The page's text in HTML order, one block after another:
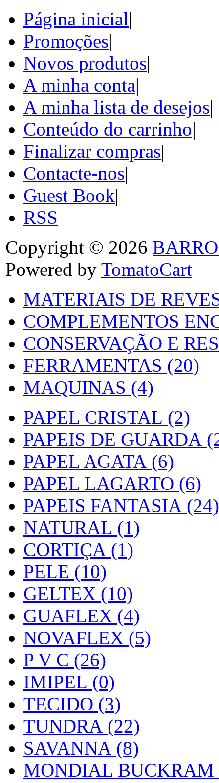
Página inicial|
Promoções|
Novos produtos|
A minha conta|
A minha lista de desejos|
Conteúdo do carrinho|
Finalizar compras|
Contacte-nos|
Guest Book|
RSS
Copyright © 2026
Powered by TomatoCart
MATERIAIS DE
COMPLEMENTOS
CONSERVAÇÃO E
FERRAMENTAS (20)
MAQUINAS (4)
PAPEL CRISTAL (2)
PAPEIS DE GUARDA
PAPEL AGATA (6)
PAPEL LAGARTO (6)
PAPEIS FANTASIA (24)
NATURAL (1)
CORTIÇA (1)
PELE (10)
GELTEX (10)
GUAFLEX (4)
NOVAFLEX (5)
P V C (26)
IMIPEL (0)
TECIDO (3)
TUNDRA (22)
SAVANNA (8)
MONDIAL BUCKRAM